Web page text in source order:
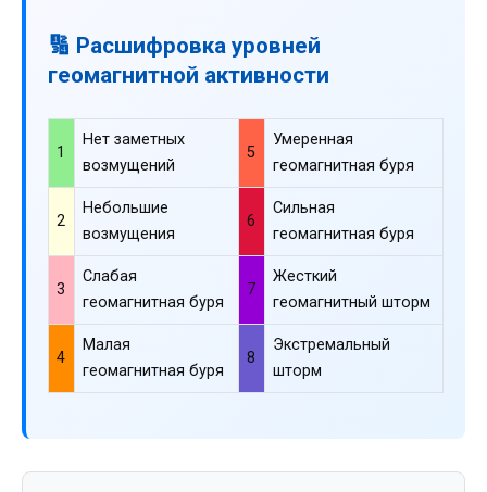
🔢 Расшифровка уровней
геомагнитной активности
1
Нет заметных
возмущений
5
Умеренная
геомагнитная буря
2
Небольшие
возмущения
6
Сильная
геомагнитная буря
3
Слабая
геомагнитная буря
7
Жесткий
геомагнитный шторм
4
Малая
геомагнитная буря
8
Экстремальный
шторм